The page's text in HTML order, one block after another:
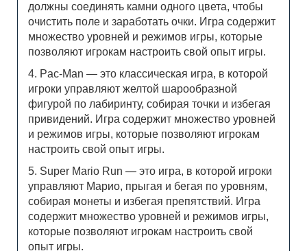
должны соединять камни одного цвета, чтобы
очистить поле и заработать очки. Игра содержит
множество уровней и режимов игры, которые
позволяют игрокам настроить свой опыт игры.
4. Pac-Man — это классическая игра, в которой
игроки управляют желтой шарообразной
фигурой по лабиринту, собирая точки и избегая
привидений. Игра содержит множество уровней
и режимов игры, которые позволяют игрокам
настроить свой опыт игры.
5. Super Mario Run — это игра, в которой игроки
управляют Марио, прыгая и бегая по уровням,
собирая монеты и избегая препятствий. Игра
содержит множество уровней и режимов игры,
которые позволяют игрокам настроить свой
опыт игры.